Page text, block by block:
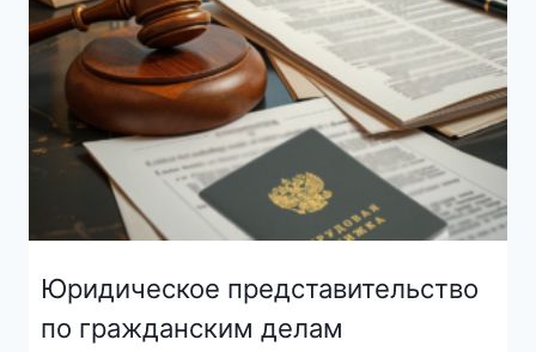
Юридическое представительство
по гражданским делам